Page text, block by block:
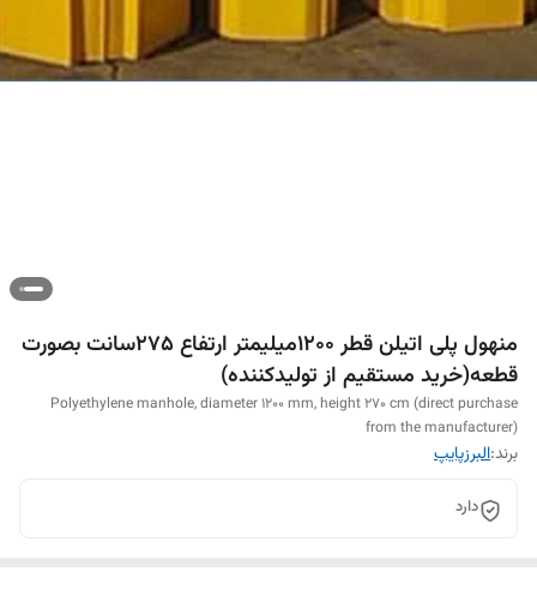
منهول پلی اتیلن قطر 1200میلیمتر ارتفاع 275سانت بصورت
قطعه(خرید مستقیم از تولیدکننده)
Polyethylene manhole, diameter 1200 mm, height 270 cm (direct purchase
from the manufacturer)
برند:البرزپایپ
دارد